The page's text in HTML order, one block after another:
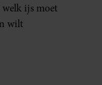
welk ijs moet
wilt